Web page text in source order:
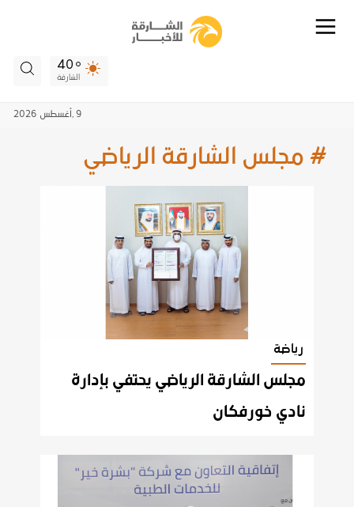
40
الشارقة
9 , أغسطس 2026
# مجلس الشارقة الرياضي
رياضة
مجلس الشارقة الرياضي يحتفي بإدارة
نادي خورفكان